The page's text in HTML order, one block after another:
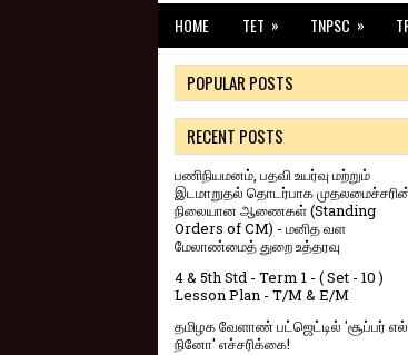
HOME TET » TNPSC »
POPULAR POSTS
RECENT POSTS
பணிநியமனம், பதவி உயர்வு மற்றும்
இடமாறுதல் தொடர்பாக
நிலையான ஆணைகள் (Standing
Orders of CM) - மனித வள
மேலாண்மைத் துறை உத்தரவு
4 & 5th Std - Term 1 - ( Set - 10 )
Lesson Plan - T/M & E/M
தமிழக வேளாண் பட்ஜெட்டில் 'சூப்பர் எல்
நினோ' எச்சரிக்கை!